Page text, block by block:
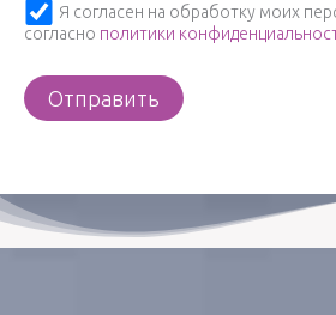
Я согласен на обработку моих
согласно политики